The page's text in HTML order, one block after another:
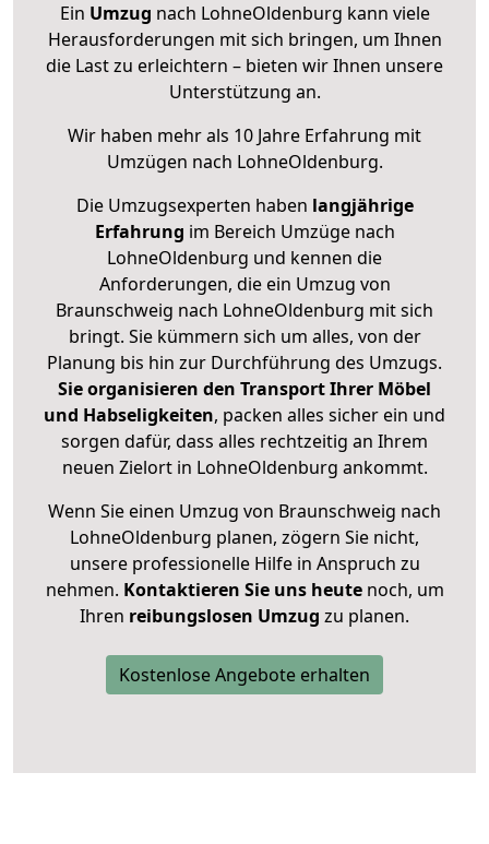
Ein Umzug nach LohneOldenburg kann viele
Herausforderungen mit sich bringen, um Ihnen
die Last zu erleichtern – bieten wir Ihnen unsere
Unterstützung an.
Wir haben mehr als 10 Jahre Erfahrung mit
Umzügen nach LohneOldenburg.
Die Umzugsexperten haben langjährige
Erfahrung im Bereich Umzüge nach
LohneOldenburg und kennen die
Anforderungen, die ein Umzug von
Braunschweig nach LohneOldenburg mit sich
bringt. Sie kümmern sich um alles, von der
Planung bis hin zur Durchführung des Umzugs.
Sie organisieren den Transport Ihrer Möbel
und Habseligkeiten, packen alles sicher ein und
sorgen dafür, dass alles rechtzeitig an Ihrem
neuen Zielort in LohneOldenburg ankommt.
Wenn Sie einen Umzug von Braunschweig nach
LohneOldenburg planen, zögern Sie nicht,
unsere professionelle Hilfe in Anspruch zu
nehmen. Kontaktieren Sie uns heutenoch, um
Ihren reibungslosen Umzug zu planen.
Kostenlose Angebote erhalten